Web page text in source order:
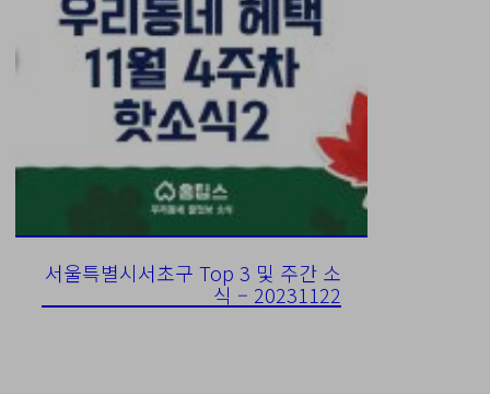
서울특별시서초구 Top 3 및 주간 소
식 – 20231122